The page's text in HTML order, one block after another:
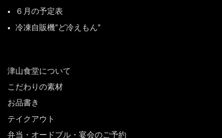
６月の予定表
冷凍自販機”ど冷えもん”
津山食堂について
こだわりの素材
お品書き
テイクアウト
弁当・オードブル・宴会のご予約